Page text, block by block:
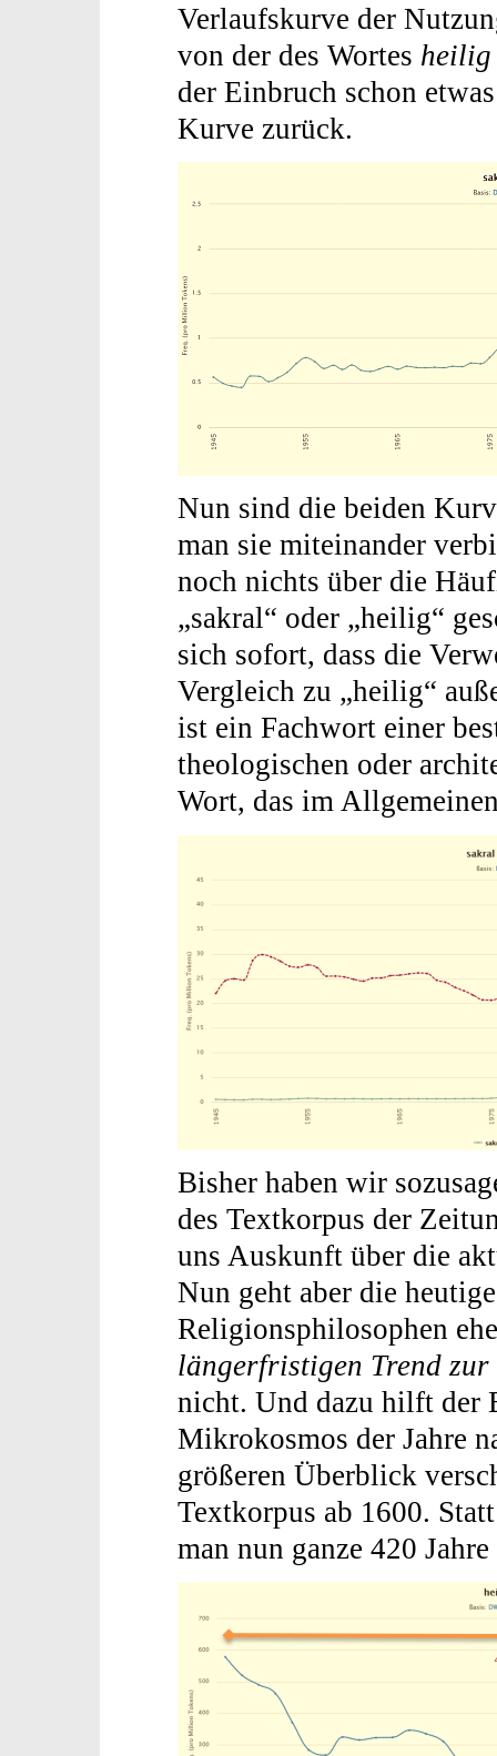
Verlaufskurve der
von der des Wortes
der Einbruch schon
Kurve zurück.
Nun sind die beiden
man sie miteinander
noch nichts über die
„sakral“ oder „heilig“
sich sofort, dass die
Vergleich zu „heilig“
ist ein Fachwort einer
theologischen oder
Wort, das im
Bisher haben wir
des Textkorpus der
uns Auskunft über die
Nun geht aber die
Religionsphilosophen
längerfristigen Trend
nicht. Und dazu hilft der
Mikrokosmos der Jahre
größeren Überblick
Textkorpus ab 1600.
man nun ganze 420